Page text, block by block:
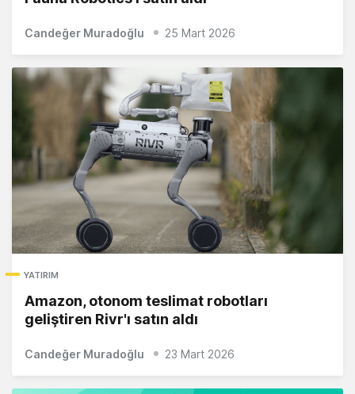
Candeğer Muradoğlu 25 Mart 2026
YATIRIM
Amazon, otonom teslimat robotları
geliştiren Rivr'ı satın aldı
Candeğer Muradoğlu 23 Mart 2026